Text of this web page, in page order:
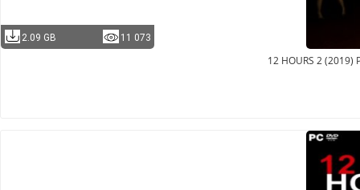
2.09 GB 11 073
12 HOURS 2